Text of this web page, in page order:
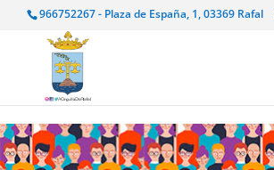
966752267 - Plaza de España, 1, 03369 Rafal